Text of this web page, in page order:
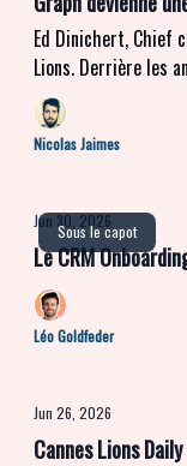
partout - de la
outil d'acheteur
Ed Dinichert, Chief
Lions. Derrière les
ou du lancement
logique : faire du
d'intelligence
Nicolas Jaimes
Sous le capot
Jun 30, 2026
Le CRM
Léo Goldfeder
Jun 26, 2026
Cannes Lions